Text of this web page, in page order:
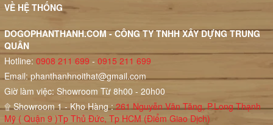
VỀ HỆ THỐNG
DOGOPHANTHANH.COM - CÔNG TY TNHH XÂY DỰNG TRUNG
QUÂN
Hotline: 0908 211 699 - 0915 211 699
Email:phanthanhnoithat@gmail.com
Giờ làm việc: Showroom Từ 8h00 - 20h00
۩ Showroom 1 - Kho Hàng :261 Nguyễn Văn Tăng, P.Long Thạnh
Mỹ ( Quận 9 )Tp Thủ Đức, Tp HCM (Điểm Giao Dịch)